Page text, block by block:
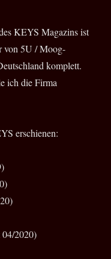
KEYS Magazins ist
von 5U / Moog-
komplett.
ich die Firma
erschienen:
2020)